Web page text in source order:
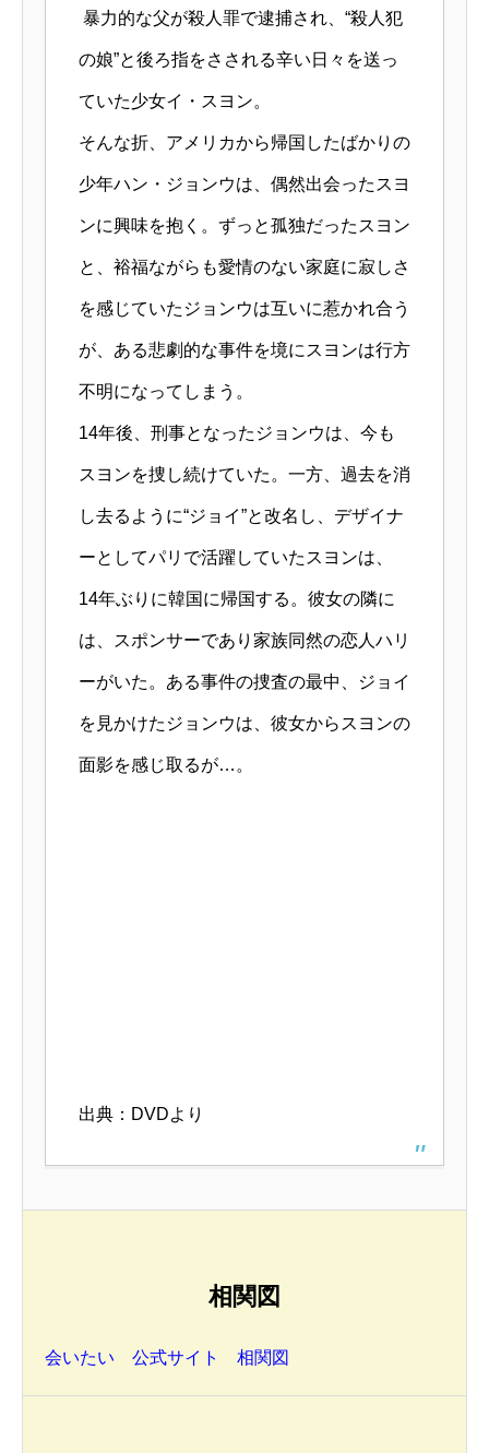
暴力的な父が殺人罪で逮捕され、“殺人犯
の娘”と後ろ指をさされる辛い日々を送っ
ていた少女イ・スヨン。
そんな折、アメリカから帰国したばかりの
少年ハン・ジョンウは、偶然出会ったスヨ
ンに興味を抱く。ずっと孤独だったスヨン
と、裕福ながらも愛情のない家庭に寂しさ
を感じていたジョンウは互いに惹かれ合う
が、ある悲劇的な事件を境にスヨンは行方
不明になってしまう。
14年後、刑事となったジョンウは、今も
スヨンを捜し続けていた。一方、過去を消
し去るように“ジョイ”と改名し、デザイナ
ーとしてパリで活躍していたスヨンは、
14年ぶりに韓国に帰国する。彼女の隣に
は、スポンサーであり家族同然の恋人ハリ
ーがいた。ある事件の捜査の最中、ジョイ
を見かけたジョンウは、彼女からスヨンの
面影を感じ取るが…。
出典：DVDより
相関図
会いたい 公式サイト 相関図